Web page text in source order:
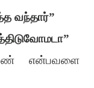
வந்தார்”
என்பவளை